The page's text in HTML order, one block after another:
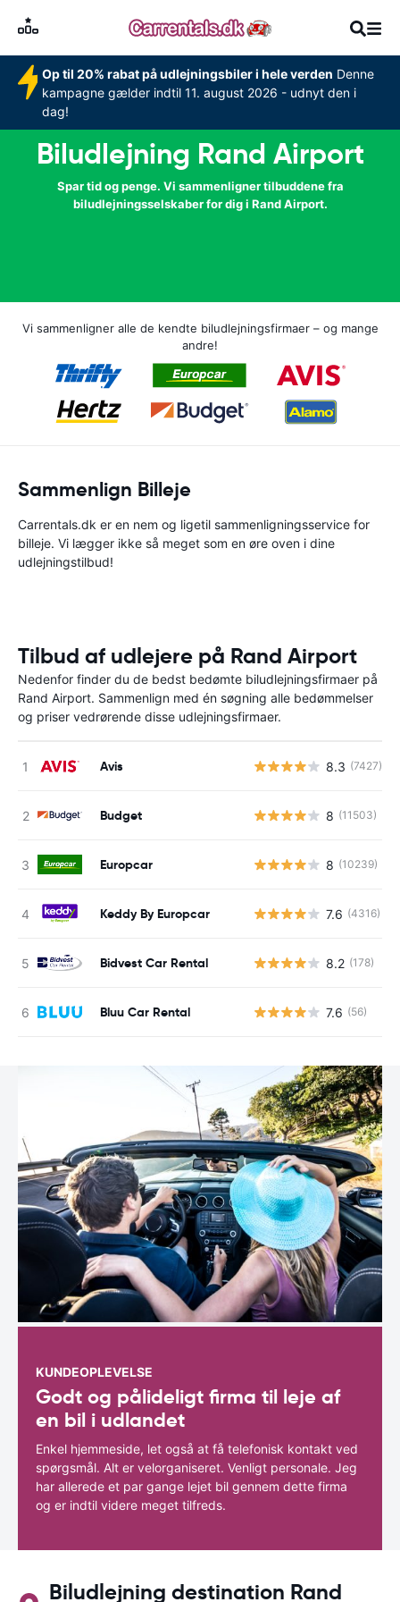
Op til 20% rabat på udlejningsbiler i hele verden Denne
kampagne gælder indtil 11. august 2026 - udnyt den i
dag!
Biludlejning Rand Airport
Spar tid og penge. Vi sammenligner tilbuddene fra
biludlejningsselskaber for dig i Rand Airport.
Vi sammenligner alle de kendte biludlejningsfirmaer – og mange
andre!
Sammenlign Billeje
Carrentals.dk er en nem og ligetil sammenligningsservice for
billeje. Vi lægger ikke så meget som en øre oven i dine
udlejningstilbud!
Tilbud af udlejere på Rand Airport
Nedenfor finder du de bedst bedømte biludlejningsfirmaer på
Rand Airport. Sammenlign med én søgning alle bedømmelser
og priser vedrørende disse udlejningsfirmaer.
Avis 8.3 (7427)
Budget 8 (11503)
Europcar 8 (10239)
Keddy By Europcar 7.6 (4316)
Bidvest Car Rental 8.2 (178)
Bluu Car Rental 7.6 (56)
KUNDEOPLEVELSE
Godt og pålideligt firma til leje af
en bil i udlandet
Enkel hjemmeside, let også at få telefonisk kontakt ved
spørgsmål. Alt er velorganiseret. Venligt personale. Jeg
har allerede et par gange lejet bil gennem dette firma
og er indtil videre meget tilfreds.
Biludlejning destination Rand